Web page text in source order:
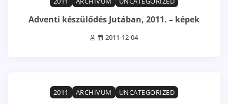
Adventi készülődés Jutában, 2011. – képek
2011-12-04
2011
ARCHIVUM UNCATEGORIZED